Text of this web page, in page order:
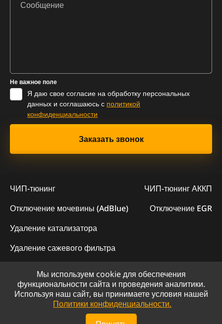
Не важное поле
Я даю свое согласие на обработку персональных
данных и соглашаюсь с политикой
конфиденциальности
ЧИП-тюнинг
ЧИП-тюнинг АККП
Отключение мочевины (AdBlue)
Отключение EGR
Удаление катализатора
Удаление сажевого фильтра
© 2023 - Официальный сайт "ChipLogic"
Политика конфиденциальности
Мы используем cookie для обеспечения
функциональности сайта и проведения аналитики.
Используя наш сайт, вы принимаете условия нашей
Политики конфиденциальности.